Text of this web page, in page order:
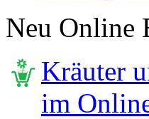
Neu Online
Kräuter
im